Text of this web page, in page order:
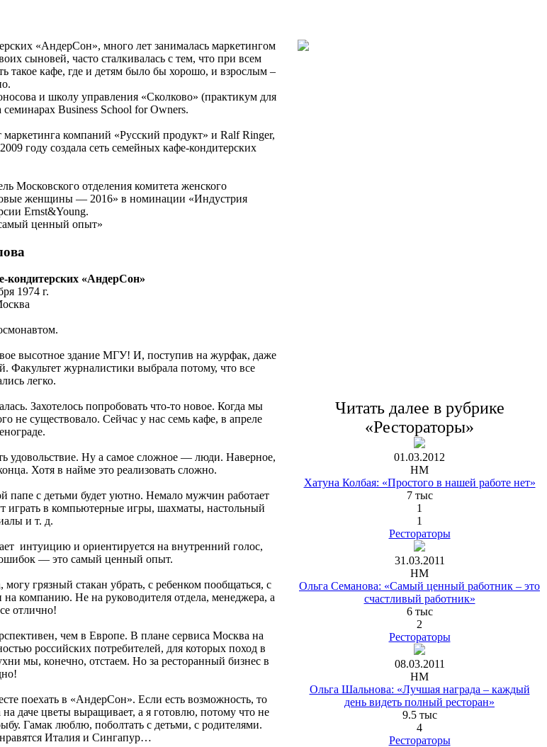
«АндерСон», много лет занималась маркетингом
сыновей, часто сталкивалась с тем, что при всем
такое кафе, где и детям было бы хорошо, и взрослым –
и школу управления «Сколково» (практикум для
Business School for Owners.
компаний «Русский продукт» и Ralf Ringer,
году создала сеть семейных кафе-кондитерских
Московского отделения комитета женского
женщины ― 2016» в номинации «Индустрия
Ernst&Young.
ценный опыт»
«АндерСон»
1974 г.
высотное здание МГУ! И, поступив на журфак, даже
Факультет журналистики выбрала потому, что все
легко.
Захотелось попробовать что-то новое. Когда мы
не существовало. Сейчас у нас семь кафе, в апреле
удовольствие. Ну а самое сложное — люди. Наверное,
Хотя в найме это реализовать сложно.
папе с детьми будет уютно. Немало мужчин работает
играть в компьютерные игры, шахматы, настольный
и т. д.
интуицию и ориентируется на внутренний голос,
ошибок — это самый ценный опыт.
грязный стакан убрать, с ребенком пообщаться, с
компанию. Не на руководителя отдела, менеджера, а
отлично!
чем в Европе. В плане сервиса Москва на
российских потребителей, для которых поход в
мы, конечно, отстаем. Но за ресторанный бизнес в
поехать в «АндерСон». Если есть возможность, то
даче цветы выращивает, а я готовлю, потому что не
Гамак люблю, поболтать с детьми, с родителями.
Италия и Сингапур…
Читать далее в рубрике
«Рестораторы»
01.03.2012
НМ
Хатуна Колбая: «Простого в нашей работе нет»
7 тыс
1
1
Рестораторы
31.03.2011
НМ
Ольга Семанова: «Самый ценный работник – это
счастливый работник»
6 тыс
2
Рестораторы
08.03.2011
НМ
Ольга Шальнова: «Лучшая награда – каждый
день видеть полный ресторан»
9.5 тыс
4
Рестораторы